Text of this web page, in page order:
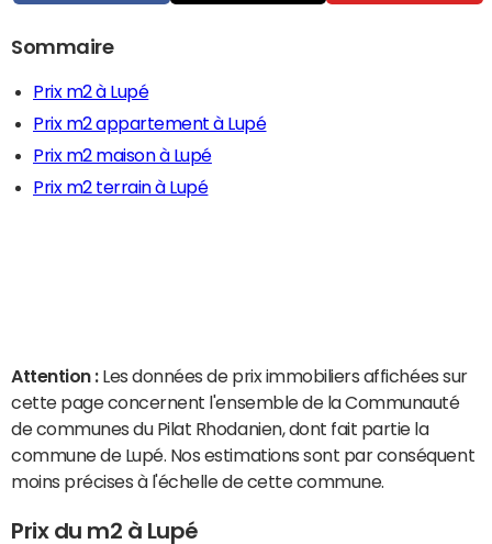
Sommaire
Prix m2 à Lupé
Prix m2 appartement à Lupé
Prix m2 maison à Lupé
Prix m2 terrain à Lupé
Attention : Les données de prix immobiliers affichées sur
cette page concernent l'ensemble de la Communauté
de communes du Pilat Rhodanien, dont fait partie la
commune de Lupé. Nos estimations sont par conséquent
moins précises à l'échelle de cette commune.
Prix du m2 à Lupé